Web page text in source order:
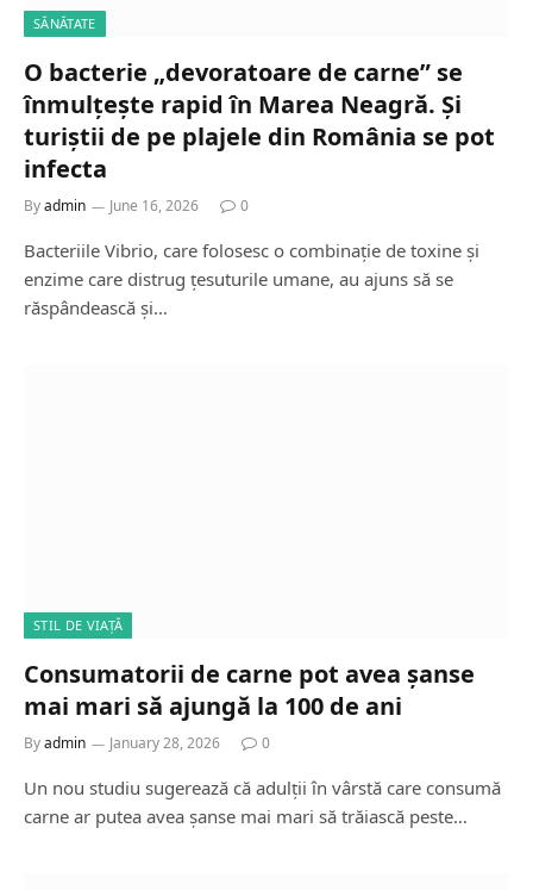
SĂNĂTATE
O bacterie „devoratoare de carne” se
înmulțește rapid în Marea Neagră. Și
turiștii de pe plajele din România se pot
infecta
Byadmin June 16, 2026 0
Bacteriile Vibrio, care folosesc o combinație de toxine și
enzime care distrug țesuturile umane, au ajuns să se
răspândească și…
STIL DE VIAȚĂ
Consumatorii de carne pot avea șanse
mai mari să ajungă la 100 de ani
Byadmin January 28, 2026 0
Un nou studiu sugerează că adulții în vârstă care consumă
carne ar putea avea șanse mai mari să trăiască peste…